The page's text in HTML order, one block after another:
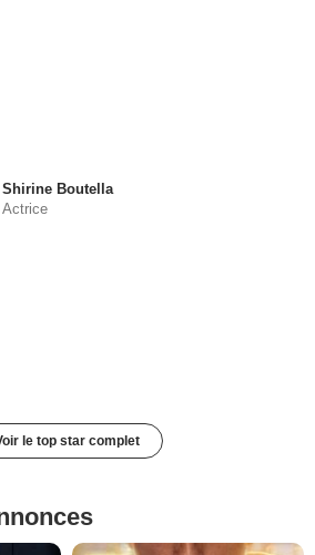
Shirine Boutella
Actrice
le top star complet